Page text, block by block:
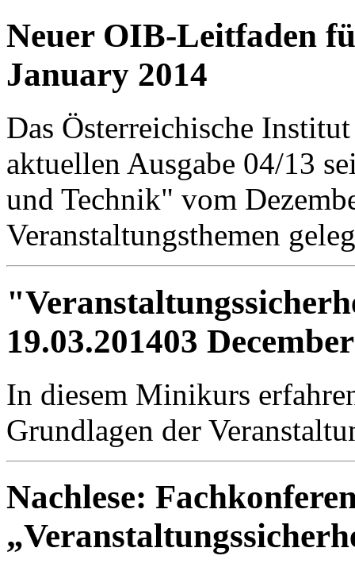
Neuer OIB-Leitfaden
January 2014
Das Österreichische
aktuellen Ausgabe 04/13
und Technik" vom
Veranstaltungsthemen
19.03.201403
In diesem Minikurs
Grundlagen der
Nachlese: